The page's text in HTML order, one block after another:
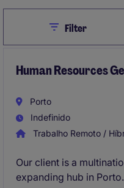
CloseFilter
Human Resources
Porto
Indefinido
Trabalho Remoto /
Our client is a
expanding hub in Porto.